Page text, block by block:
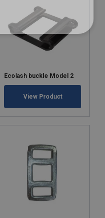
Ecolash buckle Model 2
View Product